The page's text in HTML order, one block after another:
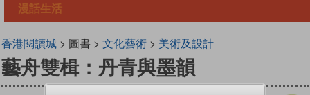
漫話生活
香港閱讀城> 圖書 > 文化藝術> 美術及設計
藝舟雙楫：丹青與墨韻